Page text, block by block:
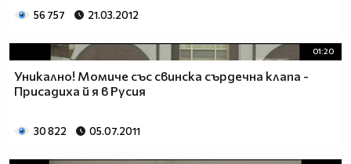
56 757 21.03.2012
01:20
Уникалнo! Момиче със свинска сърдечна клапа -
Присадиха й я в Русия
30 822 05.07.2011